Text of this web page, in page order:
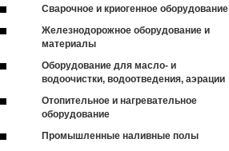
Сварочное и криогенное оборудование
Железнодорожное оборудование и
материалы
Оборудование для масло- и
водоочистки, водоотведения, аэрации
Отопительное и нагревательное
оборудование
Промышленные наливные полы